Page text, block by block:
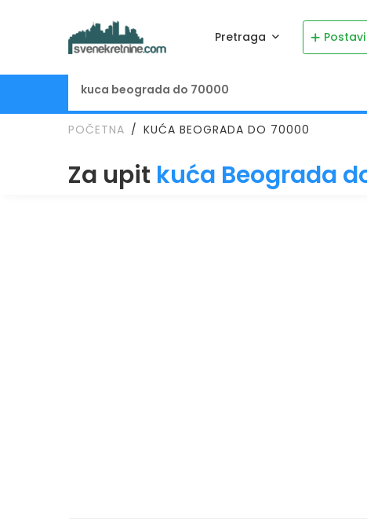
Pretraga
POČETNA KUĆA BEOGRADA DO 70000
Za upit kuća Beograda